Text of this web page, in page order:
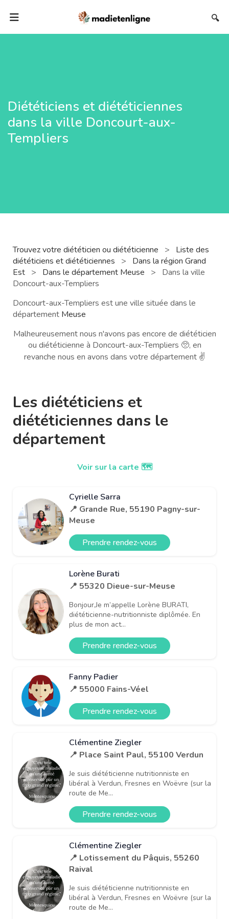
🔍
Diététiciens et diététiciennes
dans la ville Doncourt-aux-
Templiers
Trouvez votre diététicien ou diététicienne >
Liste des
diététiciens et diététiciennes
>
Dans la région Grand
Est > Dans le département Meuse >
Dans la ville
Doncourt-aux-Templiers
Doncourt-aux-Templiers est une ville située dans le
département Meuse
Malheureusement nous n'avons pas encore de diététicien
ou diététicienne à Doncourt-aux-Templiers 🥺, en
revanche nous en avons dans votre département ✌️
Les diététiciens et
diététiciennes dans le
département
Voir sur la carte 🗺️
Cyrielle Sarra
📍 Grande Rue, 55190 Pagny-sur-
Meuse
Prendre rendez-vous
Lorène Burati
📍 55320 Dieue-sur-Meuse
Bonjour,Je m’appelle Lorène BURATI,
diététicienne-nutritionniste diplômée. En
plus de mon act...
Prendre rendez-vous
Fanny Padier
📍 55000 Fains-Véel
Prendre rendez-vous
Clémentine Ziegler
📍 Place Saint Paul, 55100 Verdun
Je suis diététicienne nutritionniste en
libéral à Verdun, Fresnes en Woëvre (sur la
route de Me...
Prendre rendez-vous
Clémentine Ziegler
📍 Lotissement du Pâquis, 55260
Raival
Je suis diététicienne nutritionniste en
libéral à Verdun, Fresnes en Woëvre (sur la
route de Me...